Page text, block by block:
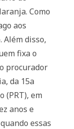
Como
aos
disso,
fixa o
procurador
da 15a
(PRT), em
anos e
essas